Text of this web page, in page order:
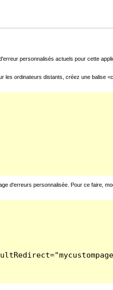
personnalisés actuels pour cette
ordinateurs distants, créez une balise
d'erreurs personnalisée. Pour ce faire,